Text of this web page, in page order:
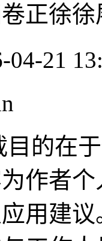
正徐
04-21
的在
作者
用建